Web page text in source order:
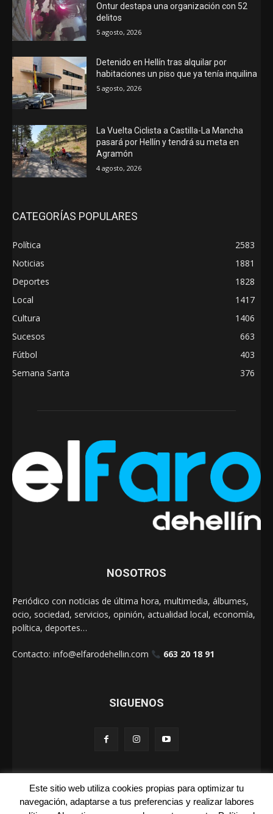
Ontur destapa una organización con 52
delitos
5 agosto, 2026
Detenido en Hellín tras alquilar por
habitaciones un piso que ya tenía inquilina
5 agosto, 2026
La Vuelta Ciclista a Castilla-La Mancha
pasará por Hellín y tendrá su meta en
Agramón
4 agosto, 2026
CATEGORÍAS POPULARES
Política
2583
Noticias
1881
Deportes
1828
Local
1417
Cultura
1406
Sucesos
663
Fútbol
403
Semana Santa
376
NOSOTROS
Periódico con noticias de última hora, multimedia, álbumes,
ocio, sociedad, servicios, opinión, actualidad local, economía,
política, deportes…
Contacto: info@elfarodehellin.com 663 20 18 91
SIGUENOS
El Faro de Hellín 2025
Este sitio web utiliza cookies propias para optimizar tu
navegación, adaptarse a tus preferencias y realizar labores